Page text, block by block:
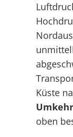
Küste
oben